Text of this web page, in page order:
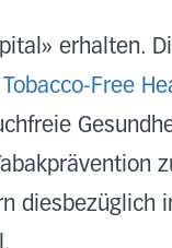
erhalten.
Free
diesbezüglich